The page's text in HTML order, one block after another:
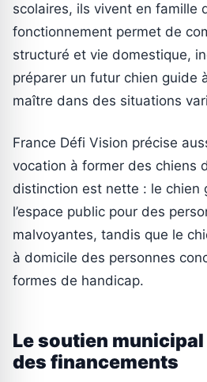
scolaires, ils vivent en famille
fonctionnement permet de
structuré et vie domestique,
préparer un futur chien guide
maître dans des situations
France Défi Vision précise
vocation à former des chiens
distinction est nette : le chien
l’espace public pour des
malvoyantes, tandis que le
à domicile des personnes
formes de handicap.
Le soutien
des financements